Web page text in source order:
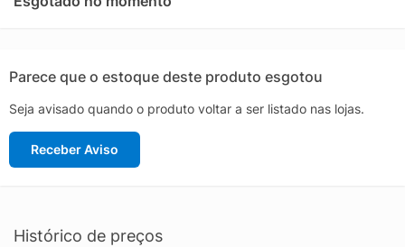
Parece que o estoque deste produto esgotou
Seja avisado quando o produto voltar a ser listado nas lojas.
Receber Aviso
Histórico de preços